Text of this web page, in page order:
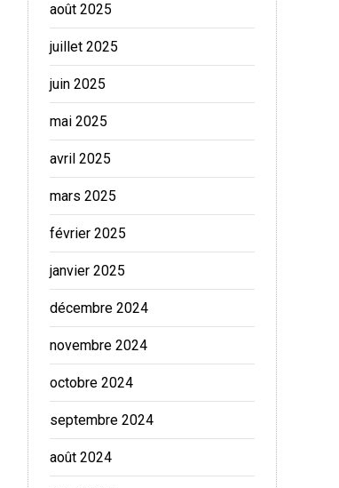
août 2025
juillet 2025
juin 2025
mai 2025
avril 2025
mars 2025
février 2025
janvier 2025
décembre 2024
novembre 2024
octobre 2024
septembre 2024
août 2024